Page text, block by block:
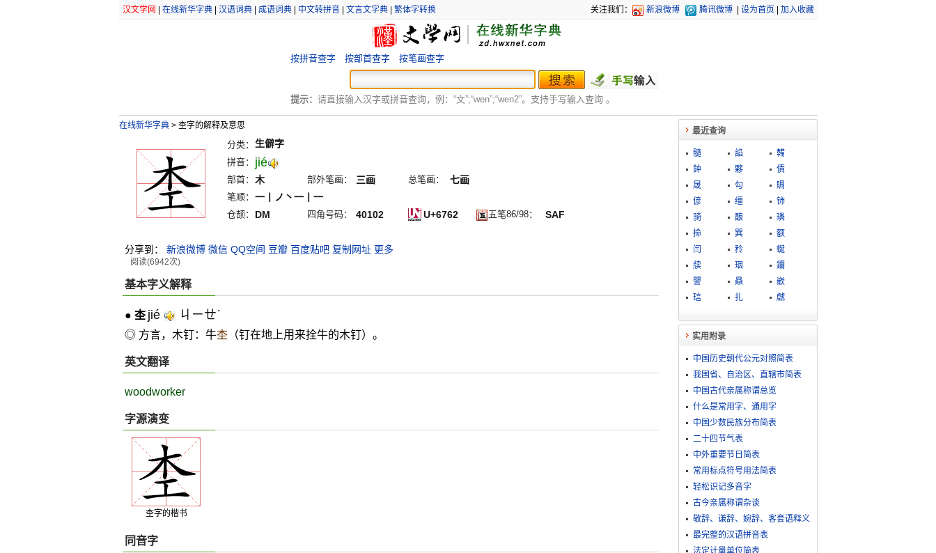
汉文学网 在线新华字典| 汉语词典| 成语词典| 中文转拼音| 文言文字典| 繁体字转换 关注我们： 新浪微博 腾讯微博 设为首页 加入收藏
按拼音查字 按部首查字 按笔画查字
提示： 请直接输入汉字或拼音查询，例：“文”;“wen”;“wen2”。支持手写输入查询 。
在线新华字典 >杢字的解释及意思
分类： 生僻字
拼音： jié
部首： 木 部外笔画： 三画 总笔画： 七画
笔顺： 一丨ノ丶一丨一
仓颉： DM 四角号码： 40102 U+6762 五笔86/98： SAF
分享到： 新浪微博 微信 QQ空间 豆瓣 百度贴吧 复制网址 更多
阅读(6942次)
基本字义解释
● 杢 jié ㄐㄧㄝˊ
◎ 方言，木钉：牛杢（钉在地上用来拴牛的木钉）。
英文翻译
woodworker
字源演变
杢字的楷书
同音字
最近查询
髓 諂
韛
鈡
夥
債
晟
勾
賙
偐
缰
铈
骑
酿
璘
掵
巽
额
闫
矝
蜒
牍
珚
鑈
譻
贔
嵌
琂
扎 虤
实用附录
中国历史朝代公元对照简表
我国省、自治区、直辖市简表
中国古代亲属称谓总览
什么是常用字、通用字
中国少数民族分布简表
二十四节气表
中外重要节日简表
常用标点符号用法简表
轻松识记多音字
古今亲属称谓杂谈
敬​辞​、​谦​辞​、​婉​辞​、​客​套​语​释​义
最完整的汉语拼音表
法定计量单位简表